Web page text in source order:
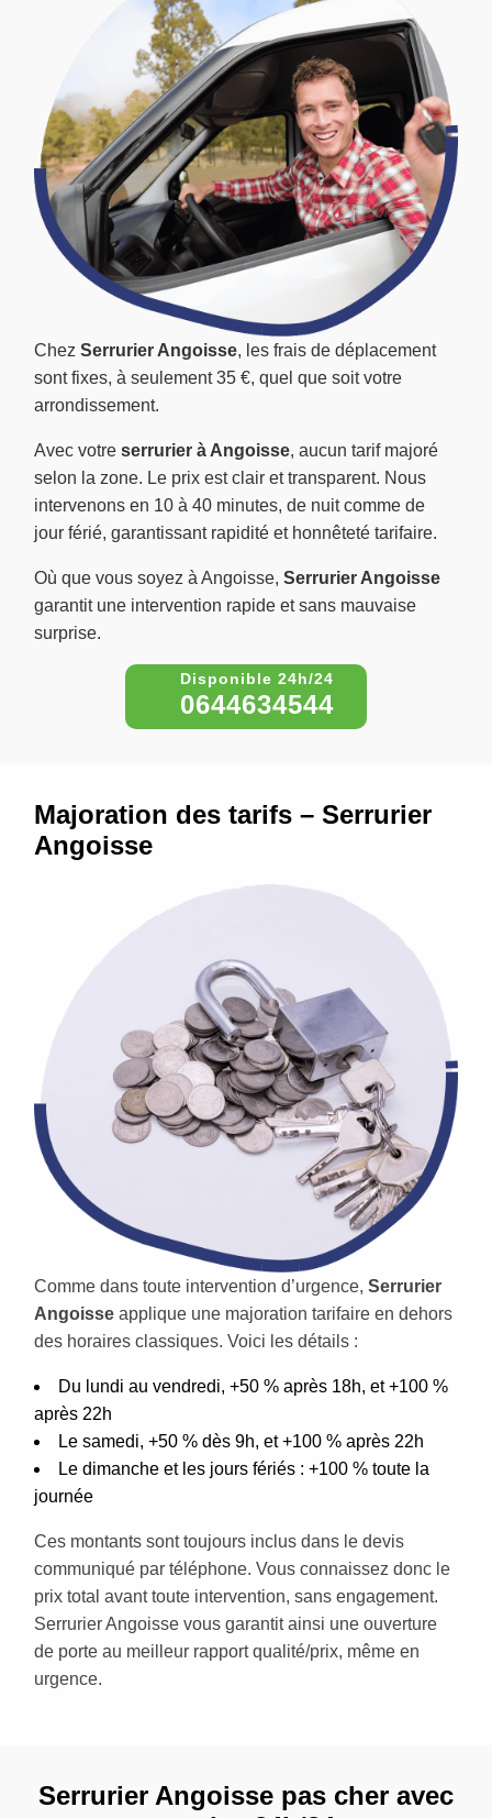
Chez Serrurier Angoisse, les frais de déplacement
sont fixes, à seulement 35 €, quel que soit votre
arrondissement.
Avec votre serrurier à Angoisse, aucun tarif majoré
selon la zone. Le prix est clair et transparent. Nous
intervenons en 10 à 40 minutes, de nuit comme de
jour férié, garantissant rapidité et honnêteté tarifaire.
Où que vous soyez à Angoisse, Serrurier Angoisse
garantit une intervention rapide et sans mauvaise
surprise.
0644634544
Majoration des tarifs – Serrurier
Angoisse
Comme dans toute intervention d’urgence, Serrurier
Angoisse applique une majoration tarifaire en dehors
des horaires classiques. Voici les détails :
Du lundi au vendredi, +50 % après 18h, et +100 %
après 22h
Le samedi, +50 % dès 9h, et +100 % après 22h
Le dimanche et les jours fériés : +100 % toute la
journée
Ces montants sont toujours inclus dans le devis
communiqué par téléphone. Vous connaissez donc le
prix total avant toute intervention, sans engagement.
Serrurier Angoisse vous garantit ainsi une ouverture
de porte au meilleur rapport qualité/prix, même en
urgence.
Serrurier Angoisse pas cher avec